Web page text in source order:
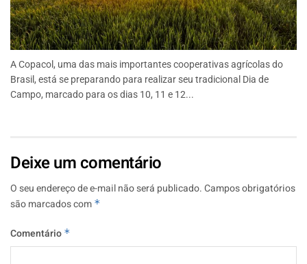
A Copacol, uma das mais importantes cooperativas agrícolas do
Brasil, está se preparando para realizar seu tradicional Dia de
Campo, marcado para os dias 10, 11 e 12...
Deixe um comentário
O seu endereço de e-mail não será publicado.Campos obrigatórios
são marcados com *
Comentário *